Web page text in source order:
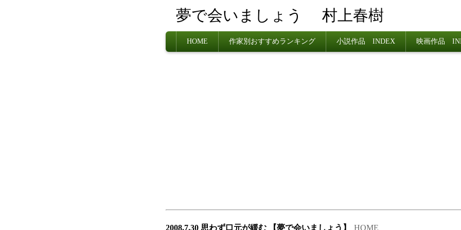
夢で会いましょう 村上春樹
HOME 作家別おすすめランキング 小説作品 INDEX 映画作品
2008.7.30 思わず口元が緩む 【夢で会いましょう】 HOME